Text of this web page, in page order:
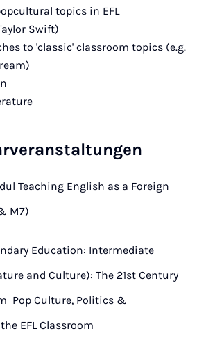
topics in EFL
Swift)
to 'classic' classroom topics (e.g.
Teaching English as a Foreign
M7)
Education: Intermediate
and Culture): The 21st Century
 Pop Culture, Politics &
EFL Classroom